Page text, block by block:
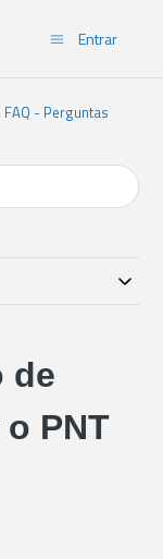
Entrar
FAQ - Perguntas
de
PNT